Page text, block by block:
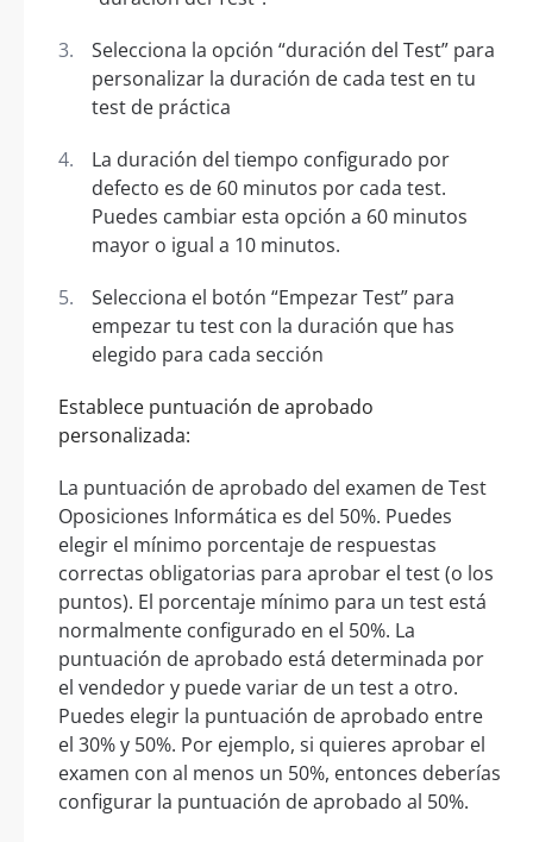
Selecciona la opción “duración del Test” para
personalizar la duración de cada test en tu
test de práctica
La duración del tiempo configurado por
defecto es de 60 minutos por cada test.
Puedes cambiar esta opción a 60 minutos
mayor o igual a 10 minutos.
Selecciona el botón “Empezar Test” para
empezar tu test con la duración que has
elegido para cada sección
Establece puntuación de aprobado
personalizada:
La puntuación de aprobado del examen de Test
Oposiciones Informática es del 50%. Puedes
elegir el mínimo porcentaje de respuestas
correctas obligatorias para aprobar el test (o los
puntos). El porcentaje mínimo para un test está
normalmente configurado en el 50%. La
puntuación de aprobado está determinada por
el vendedor y puede variar de un test a otro.
Puedes elegir la puntuación de aprobado entre
el 30% y 50%. Por ejemplo, si quieres aprobar el
examen con al menos un 50%, entonces deberías
configurar la puntuación de aprobado al 50%.